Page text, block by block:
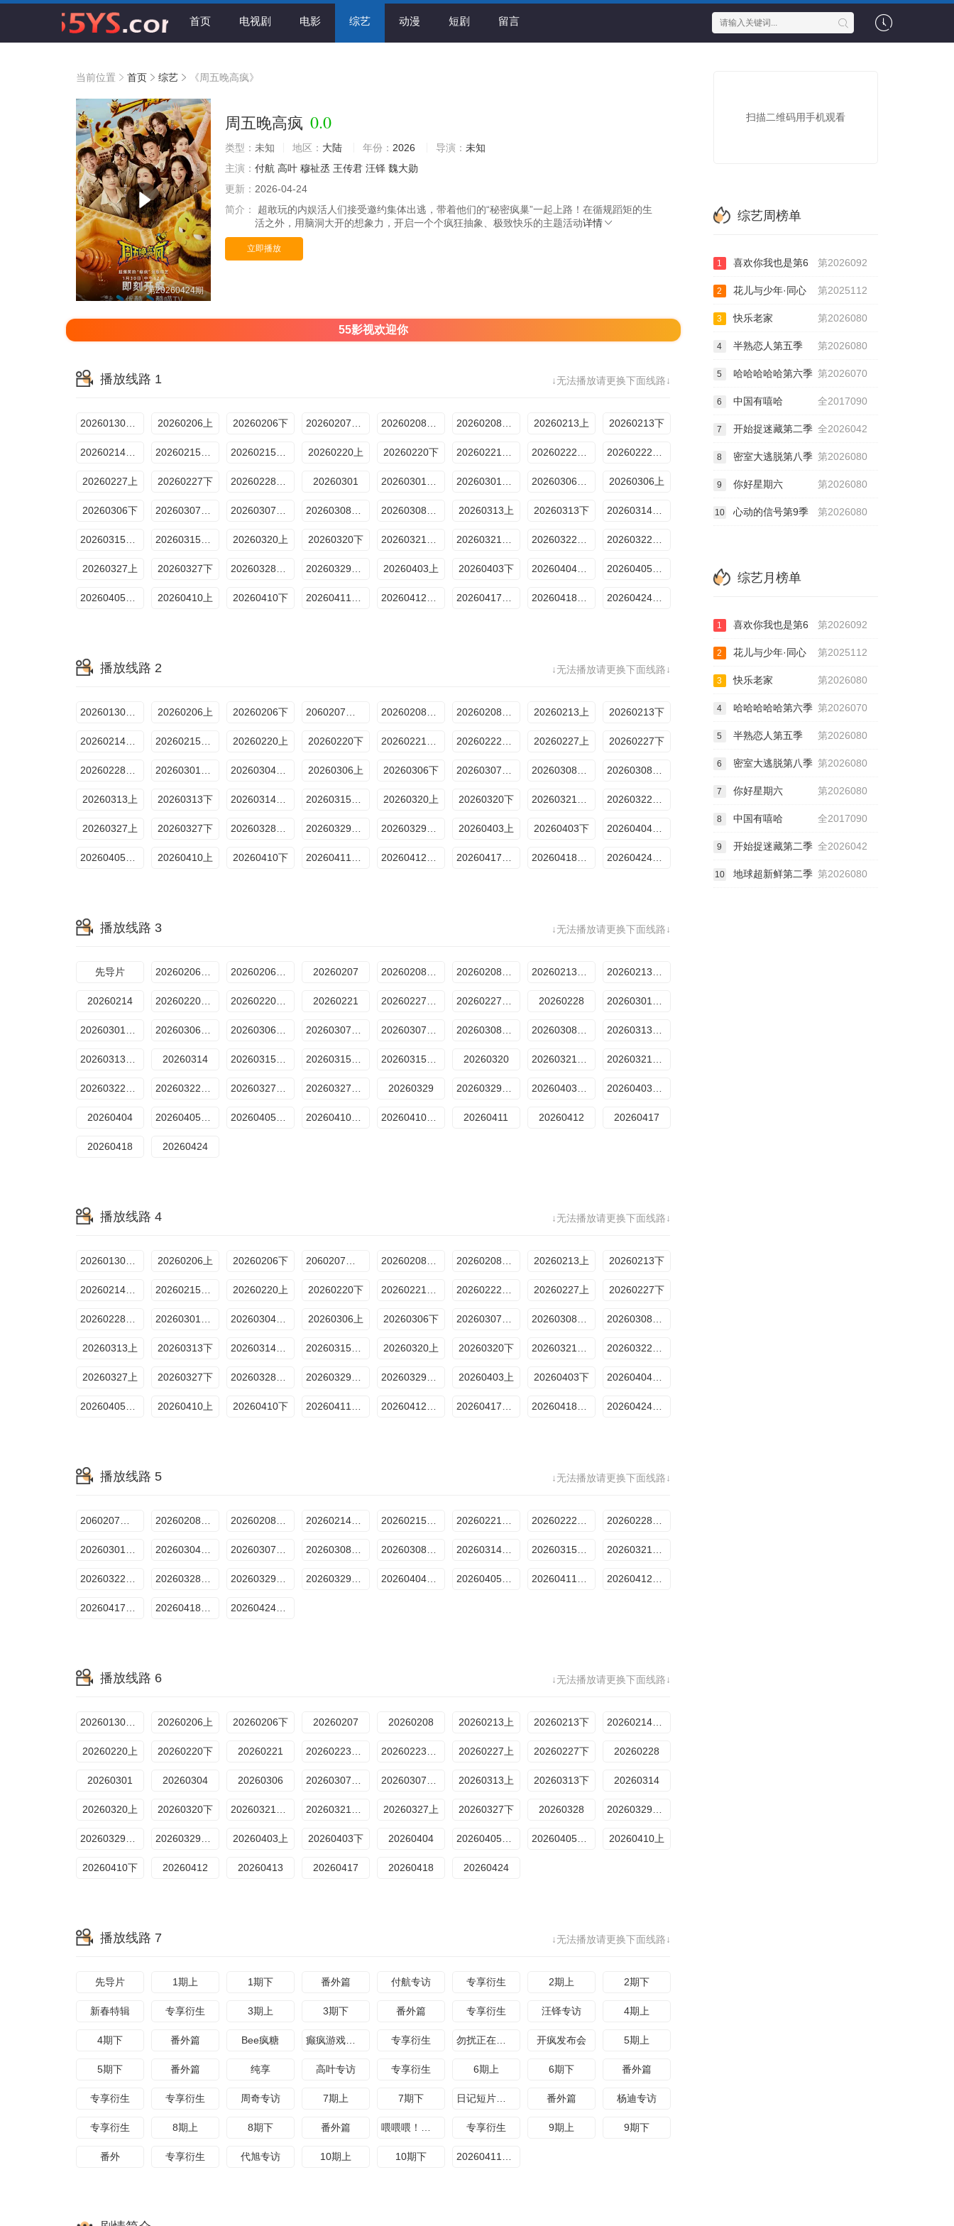
首页 电视剧 电影 综艺 动漫 短剧 留言
当前位置 首页 综艺 《周五晚高疯》
第20260424期
周五晚高疯 0.0
类型： 未知 地区： 大陆 年份： 2026 导演： 未知
主演： 付航 高叶 穆祉丞 王传君 汪铎 魏大勋
更新： 2026-04-24
简介：
超敢玩的内娱活人们接受邀约集体出逃，带着他们的“秘密疯巢”一起上路！在循规蹈矩的生
活之外，用脑洞大开的想象力，开启一个个疯狂抽象、极致快乐的主题活动详情
立即播放
55影视欢迎你
↓无法播放请更换下面线路↓
播放线路 1
20260206上 20260206下 20260213上 20260213下
20260215新春特辑 20260215专享衍生 20260220上 20260220下
20260227上 20260227下 20260301 20260306上
20260306下 20260313上 20260313下 20260314番外篇
20260315专享衍生 20260320上 20260320下
20260327上 20260327下 20260403上 20260403下 20260404番外篇 20260405代旭专访
20260410上 20260410下 20260424加更特辑
↓无法播放请更换下面线路↓
播放线路 2
20260206上 20260206下 20260213上 20260213下
20260215衍生 20260220上 20260220下 20260227上 20260227下
20260304专访 20260306上 20260306下
20260313上 20260313下 20260314番外篇 20260315衍生 20260320上 20260320下
20260327上 20260327下 20260403上 20260403下 20260404番外篇
20260410上 20260410下 20260424加更特辑
↓无法播放请更换下面线路↓
播放线路 3
先导片 20260207
20260214 20260220期上 20260220期下 20260221 20260228
20260314 20260315期衍生1 20260315期衍生2 20260315期专访 20260320
20260329
20260404 20260405期衍生 20260405期专访 20260410期上 20260410期下 20260411 20260412 20260417
20260418 20260424
↓无法播放请更换下面线路↓
播放线路 4
20260206上 20260206下 20260213上 20260213下
20260215衍生 20260220上 20260220下 20260227上 20260227下
20260304专访 20260306上 20260306下
20260313上 20260313下 20260314番外篇 20260315衍生 20260320上 20260320下
20260327上 20260327下 20260403上 20260403下 20260404番外篇
20260410上 20260410下 20260424加更特辑
↓无法播放请更换下面线路↓
播放线路 5
20260214番外篇 20260215衍生
20260304专访 20260314番外篇 20260315衍生
20260404番外篇 20260405衍生
20260424加更特辑
↓无法播放请更换下面线路↓
播放线路 6
20260206上 20260206下 20260207 20260208 20260213上 20260213下 20260214番外
20260220上 20260220下 20260221 20260227上 20260227下 20260228
20260301 20260304 20260306 20260313上 20260313下 20260314
20260320上 20260320下 20260327上 20260327下 20260328
20260403上 20260403下 20260404 20260405专访 20260405衍生 20260410上
20260410下 20260412 20260413 20260417 20260418 20260424
↓无法播放请更换下面线路↓
播放线路 7
先导片 1期上 1期下 番外篇 付航专访 专享衍生 2期上 2期下
新春特辑 专享衍生 3期上 3期下 番外篇 专享衍生 汪铎专访 4期上
4期下 番外篇 Bee疯糖 癫疯游戏大赏 专享衍生 勿扰正在飞越中 开疯发布会 5期上
5期下 番外篇 纯享 高叶专访 专享衍生 6期上 6期下 番外篇
专享衍生 专享衍生 周奇专访 7期上 7期下 日记短片纯享 番外篇 杨迪专访
专享衍生 8期上 8期下 番外篇 专享衍生 9期上 9期下
番外 专享衍生 代旭专访 10期上 10期下
扫描二维码用手机观看
综艺周榜单
第2026092
1 喜欢你我也是第6
第2025112
2 花儿与少年·同心
第2026080
3 快乐老家
第2026080
4 半熟恋人第五季
第2026070
5 哈哈哈哈哈第六季
全2017090
6 中国有嘻哈
全2026042
7 开始捉迷藏第二季
第2026080
8 密室大逃脱第八季
第2026080
9 你好星期六
第2026080
10 心动的信号第9季
综艺月榜单
第2026092
1 喜欢你我也是第6
第2025112
2 花儿与少年·同心
第2026080
3 快乐老家
第2026070
4 哈哈哈哈哈第六季
第2026080
5 半熟恋人第五季
第2026080
6 密室大逃脱第八季
第2026080
7 你好星期六
全2017090
8 中国有嘻哈
全2026042
9 开始捉迷藏第二季
第2026080
10 地球超新鲜第二季